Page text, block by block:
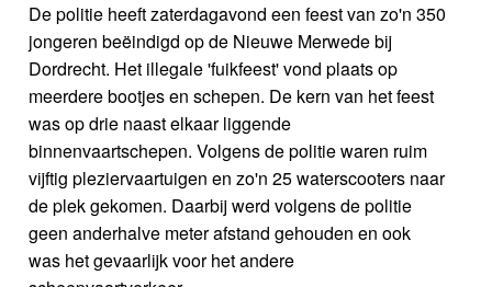
De politie heeft zaterdagavond een feest van zo'n 350
jongeren beëindigd op de Nieuwe Merwede bij
Dordrecht. Het illegale 'fuikfeest' vond plaats op
meerdere bootjes en schepen. De kern van het feest
was op drie naast elkaar liggende
binnenvaartschepen. Volgens de politie waren ruim
vijftig pleziervaartuigen en zo'n 25 waterscooters naar
de plek gekomen. Daarbij werd volgens de politie
geen anderhalve meter afstand gehouden en ook
was het gevaarlijk voor het andere